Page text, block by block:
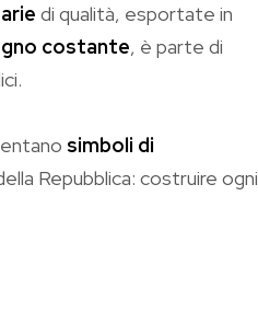
di qualità, esportate in
costante, è parte di
simboli di
Repubblica: costruire ogni